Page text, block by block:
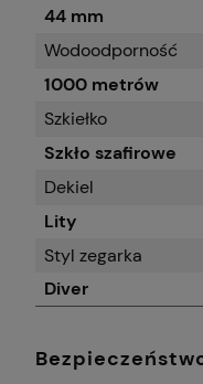
44 mm
Wodoodporność
1000 metrów
Szkiełko
Szkło szafirowe
Dekiel
Lity
Styl zegarka
Diver